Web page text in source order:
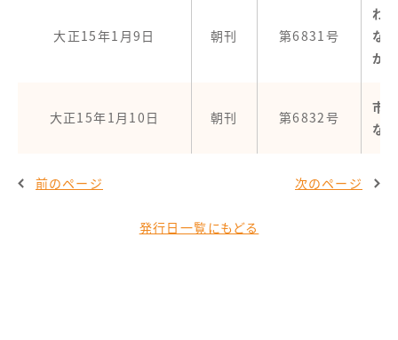
大正15年1月9日 朝刊 第6831号
わ
な
が
大正15年1月10日 朝刊 第6832号
市
な
前のページ 次のページ
発行日一覧にもどる